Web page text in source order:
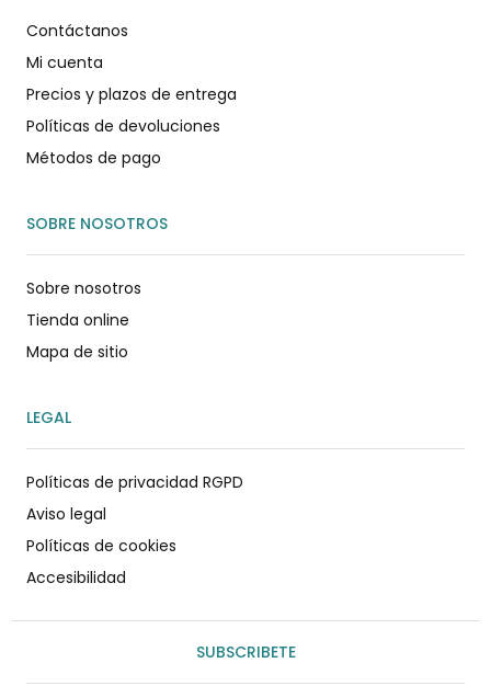
Contáctanos
Mi cuenta
Precios y plazos de entrega
Políticas de devoluciones
Métodos de pago
SOBRE NOSOTROS
Sobre nosotros
Tienda online
Mapa de sitio
LEGAL
Políticas de privacidad RGPD
Aviso legal
Políticas de cookies
Accesibilidad
SUBSCRIBETE